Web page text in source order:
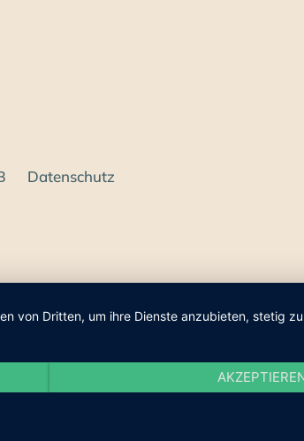
Datenschutz
von Dritten, um ihre Dienste anzubieten, stetig